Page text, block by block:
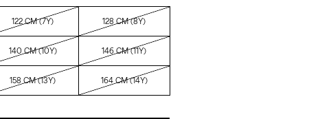
122 CM (7Y) 128 CM (8Y)
140 CM (10Y) 146 CM (11Y)
158 CM (13Y) 164 CM (14Y)